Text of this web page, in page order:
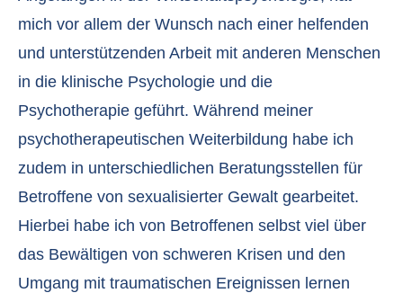
mich vor allem der Wunsch nach einer helfenden
und unterstützenden Arbeit mit anderen Menschen
in die klinische Psychologie und die
Psychotherapie geführt. Während meiner
psychotherapeutischen Weiterbildung habe ich
zudem in unterschiedlichen Beratungsstellen für
Betroffene von sexualisierter Gewalt gearbeitet.
Hierbei habe ich von Betroffenen selbst viel über
das Bewältigen von schweren Krisen und den
Umgang mit traumatischen Ereignissen lernen